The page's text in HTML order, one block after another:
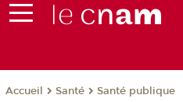
Accueil Santé Santé publique